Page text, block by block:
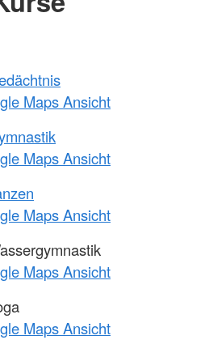
Maps Ansicht
Maps Ansicht
Maps Ansicht
Maps Ansicht
Maps Ansicht